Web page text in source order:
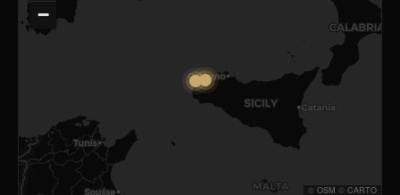
−
© OSM © CARTO